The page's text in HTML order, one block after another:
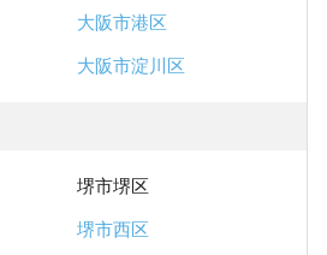
大阪市港区
大阪市淀川区
堺市堺区
堺市西区